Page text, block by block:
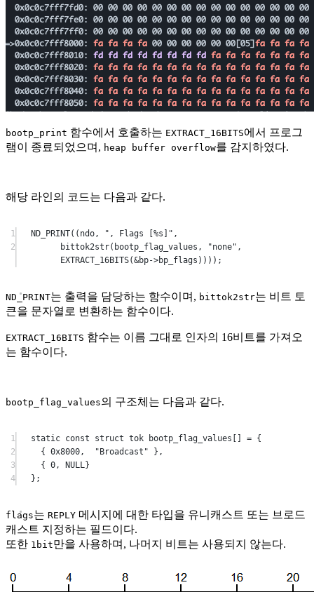
bootp_print 함수에서 호출하는 EXTRACT_16BITS에서 프로그
램이 종료되었으며, heap buffer overflow를 감지하였다.
해당 라인의 코드는 다음과 같다.
1 ND_PRINT((ndo, ", Flags [ %s ]" ,
2
bittok2str(bootp_flag_values, "none"
EXTRACT_16BITS(&bp->bp_flags ))));
ND_PRINT는 출력을 담당하는 함수이며, bittok2str는 비트 토
큰을 문자열로 변환하는 함수이다.
EXTRACT_16BITS 함수는 이름 그대로 인자의 16비트를 가져오
는 함수이다.
bootp_flag_values의 구조체는 다음과 같다.
1 static const struct tok bootp_flag_values = {
2
{ 0x8000, "Broadcast" },
3
{ 0, NULL}
4
};
flags는 REPLY 메시지에 대한 타입을 유니캐스트 또는 브로드
캐스트 지정하는 필드이다.
또한 1bit만을 사용하며, 나머지 비트는 사용되지 않는다.